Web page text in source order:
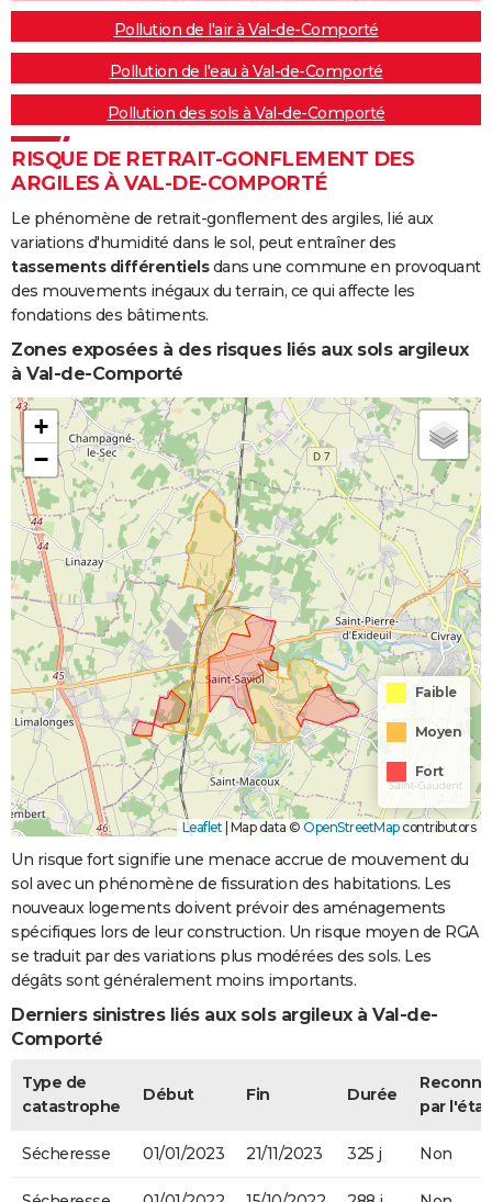
Pollution de l'air à Val-de-Comporté
Pollution de l'eau à Val-de-Comporté
Pollution des sols à Val-de-Comporté
RISQUE DE RETRAIT-GONFLEMENT DES
ARGILES À VAL-DE-COMPORTÉ
Le phénomène de retrait-gonflement des argiles, lié aux
variations d'humidité dans le sol, peut entraîner des
tassements différentielsdans une commune en provoquant
des mouvements inégaux du terrain, ce qui affecte les
fondations des bâtiments.
Zones exposées à des risques liés aux sols argileux
à Val-de-Comporté
+
−
Faible
Moyen
Fort
Leaflet Map data © OpenStreetMapcontributors
Un risque fort signifie une menace accrue de mouvement du
sol avec un phénomène de fissuration des habitations. Les
nouveaux logements doivent prévoir des aménagements
spécifiques lors de leur construction. Un risque moyen de RGA
se traduit par des variations plus modérées des sols. Les
dégâts sont généralement moins importants.
Derniers sinistres liés aux sols argileux à Val-de-
Comporté
Type de
catastrophe
Début Fin Durée
par l'état
Sécheresse 01/01/2023 21/11/2023 325 j Non